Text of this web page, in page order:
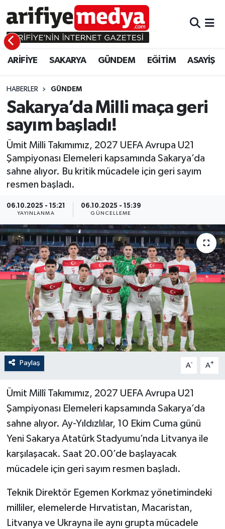
ARİFİYE SAKARYA GÜNDEM EĞİTİM ASAYİŞ
HABERLER GÜNDEM
Sakarya’da Milli maça geri
sayım başladı!
Ümit Milli Takımımız, 2027 UEFA Avrupa U21
Şampiyonası Elemeleri kapsamında Sakarya’da
sahne alıyor. Bu kritik mücadele için geri sayım
resmen başladı.
06.10.2025 - 15:21
YAYINLANMA
06.10.2025 - 15:39
GÜNCELLEME
Paylaş A- A+
Ümit Millî Takımımız, 2027 UEFA Avrupa U21
Şampiyonası Elemeleri kapsamında Sakarya’da
sahne alıyor. Ay-Yıldızlılar, 10 Ekim Cuma günü
Yeni Sakarya Atatürk Stadyumu’nda Litvanya ile
karşılaşacak. Saat 20.00’de başlayacak
mücadele için geri sayım resmen başladı.
Teknik Direktör Egemen Korkmaz yönetimindeki
milliler, elemelerde Hırvatistan, Macaristan,
Litvanya ve Ukrayna ile aynı grupta mücadele
ARİFİYE
SAKARYA
GÜNDEM
EĞİTİM
ASAYİŞ
EKONOMİ
ARİFİYE
GÜNDEM
EĞİTİM
EKONOMİ
ASAYİŞ
Sakarya Hava Durumu
Sakarya Namaz Vakitleri
Sakarya Trafik Yoğunluk Haritası
Süper Lig Puan Durumu ve Fikstür
Tüm Manşetler
Son Dakika Haberleri